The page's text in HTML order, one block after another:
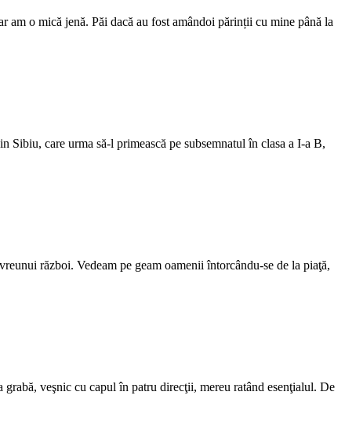
am o mică jenă. Păi dacă au fost amândoi părinții cu mine până la
Sibiu, care urma să-l primească pe subsemnatul în clasa a I-a B,
război. Vedeam pe geam oamenii întorcându-se de la piaţă,
veşnic cu capul în patru direcţii, mereu ratând esenţialul. De